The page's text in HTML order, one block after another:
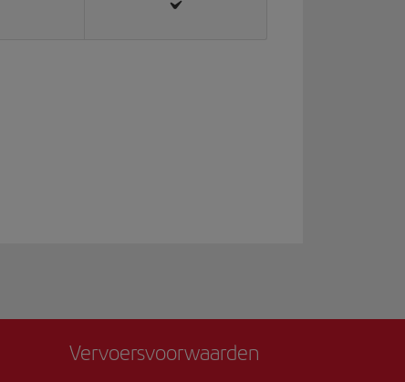
Vervoersvoorwaarden